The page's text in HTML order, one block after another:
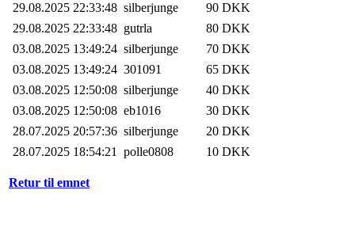
29.08.2025 22:33:48 silberjunge
90 DKK
29.08.2025 22:33:48 gutrla
80 DKK
03.08.2025 13:49:24 silberjunge
70 DKK
03.08.2025 13:49:24 301091
65 DKK
03.08.2025 12:50:08 silberjunge
40 DKK
03.08.2025 12:50:08 eb1016
30 DKK
28.07.2025 20:57:36 silberjunge
20 DKK
28.07.2025 18:54:21 polle0808 10 DKK
Retur til emnet